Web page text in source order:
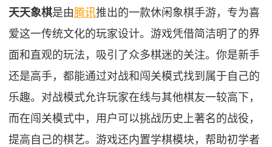
天天象棋是由腾讯推出的一款休闲象棋手游，专为喜
爱这一传统文化的玩家设计。游戏凭借简洁明了的界
面和直观的玩法，吸引了众多棋迷的关注。你是新手
还是高手，都能通过对战和闯关模式找到属于自己的
乐趣。对战模式允许玩家在线与其他棋友一较高下，
而在闯关模式中，用户可以挑战历史上著名的战役，
提高自己的棋艺。游戏还内置学棋模块，帮助初学者